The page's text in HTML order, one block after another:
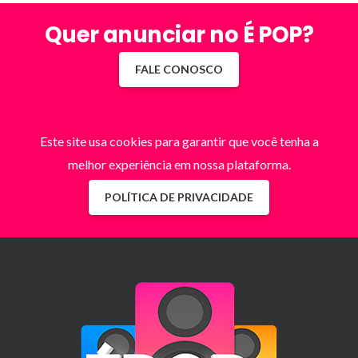
Quer anunciar no É POP?
FALE CONOSCO
Este site usa cookies para garantir que você tenha a
melhor experiência em nossa plataforma.
POLÍTICA DE PRIVACIDADE